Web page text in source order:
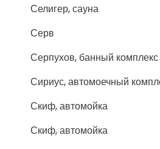
Селигер, сауна
Серв
Серпухов, банный комплекс
Сириус, автомоечный
Скиф, автомойка
Скиф, автомойка